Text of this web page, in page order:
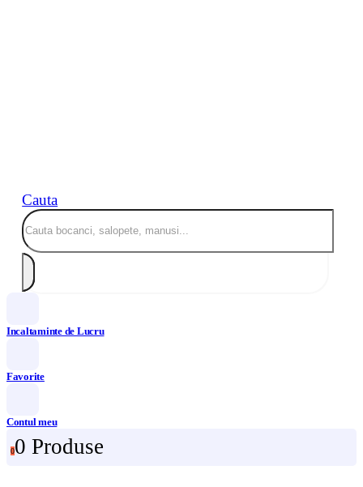
Cauta
Incaltaminte de Lucru
Favorite
Contul meu
00 Produse